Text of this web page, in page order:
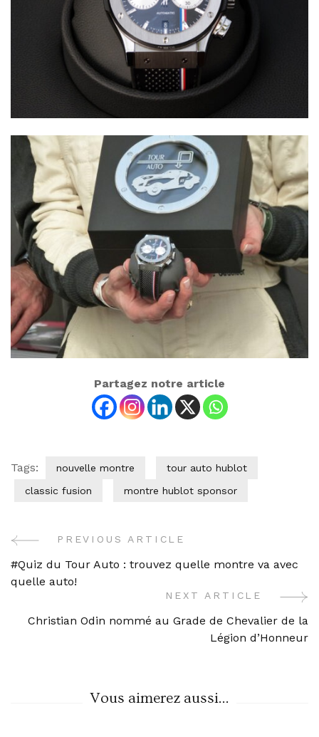
Partagez notre article
Tags: nouvelle montre
tour auto hublot
classic fusion
montre hublot sponsor
Post
Navigation
PREVIOUS ARTICLE
#Quiz du Tour Auto : trouvez quelle montre va avec
quelle auto!
NEXT ARTICLE
Christian Odin nommé au Grade de Chevalier de la
Légion d’Honneur
Vous aimerez aussi...